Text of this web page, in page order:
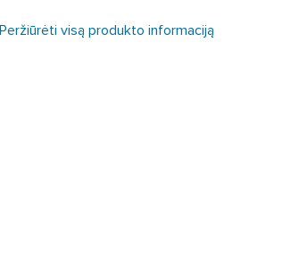
Peržiūrėti visą produkto informaciją